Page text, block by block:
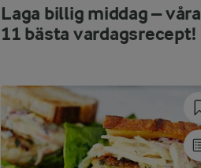
Laga billig middag – våra
11 bästa vardagsrecept!